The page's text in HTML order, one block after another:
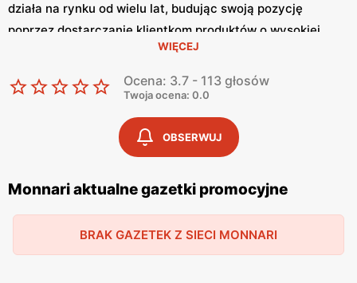
działa na rynku od wielu lat, budując swoją pozycję
poprzez dostarczanie klientkom produktów o wysokiej
jakości i unikalnym wzornictwie.Monnari
eleganckich kolekcji, które łączą w sobie klasykę z
nowoczesnymi trendami, co sprawia, że każda kobieta
może znaleźć coś dla siebie. Sklepy tej sieci znajdują się w
największych miastach Polski, dzięki czemu są łatwo
dostępne dla szerokiego grona klientek. Sieć
regularnie wydaje
gazetki promocyjne
, w których
prezentowane są najnowsze kolekcje oraz specjalne
na kwartał, pozwalając klientkom na bieżąco śledzić
WIĘCEJ
Ocena: 3.7 - 113 głosów
Twoja ocena: 0.0
OBSERWUJ
Monnari aktualne gazetki promocyjne
BRAK GAZETEK Z SIECI MONNARI